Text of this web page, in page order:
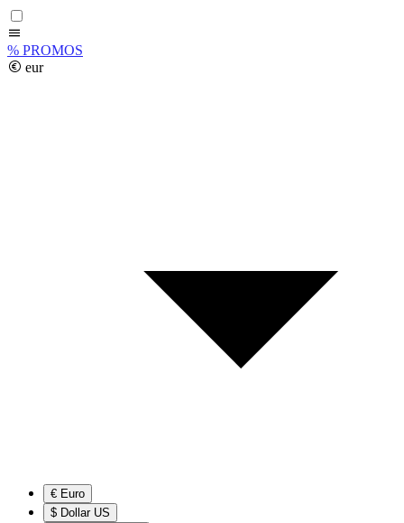
% PROMOS
eur
€ Euro
$ Dollar US